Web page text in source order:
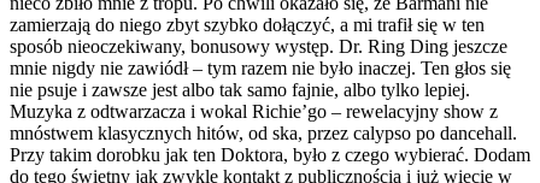
zamierzają do niego zbyt szybko dołączyć, a mi trafił się w ten
sposób nieoczekiwany, bonusowy występ. Dr. Ring Ding jeszcze
mnie nigdy nie zawiódł – tym razem nie było inaczej. Ten głos się
nie psuje i zawsze jest albo tak samo fajnie, albo tylko lepiej.
Muzyka z odtwarzacza i wokal Richie’go – rewelacyjny show z
mnóstwem klasycznych hitów, od ska, przez calypso po dancehall.
Przy takim dorobku jak ten Doktora, było z czego wybierać. Dodam
do tego świetny jak zwykle kontakt z publicznością i już wiecie w